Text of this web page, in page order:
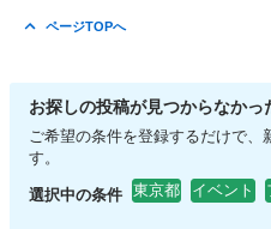
ページTOPへ
お探しの投稿が見つからなかっ
ご希望の条件を登録するだけで、
す。
選択中の条件 東京都 イベント